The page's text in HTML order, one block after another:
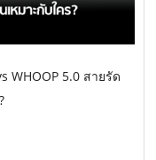
WHOOP 5.0 สายรัด